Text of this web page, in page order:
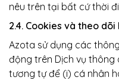
nêu trên tại bất cứ thời
2.4. Cookies và theo dõi
Azota sử dụng các
động trên Dịch vụ
tương tự để (i) cá nhân